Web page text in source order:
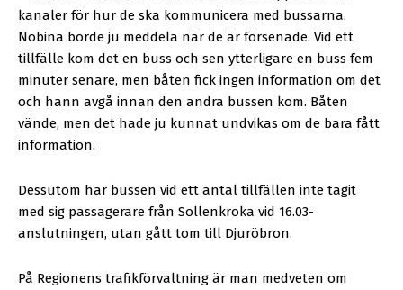
kanaler för hur de ska kommunicera med bussarna.
Nobina borde ju meddela när de är försenade. Vid ett
tillfälle kom det en buss och sen ytterligare en buss fem
minuter senare, men båten fick ingen information om det
och hann avgå innan den andra bussen kom. Båten
vände, men det hade ju kunnat undvikas om de bara fått
information.
Dessutom har bussen vid ett antal tillfällen inte tagit
med sig passagerare från Sollenkroka vid 16.03-
anslutningen, utan gått tom till Djuröbron.
På Regionens trafikförvaltning är man medveten om